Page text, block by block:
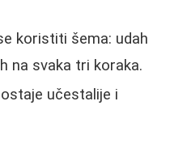
koristiti šema: udah
na svaka tri koraka.
učestalije i